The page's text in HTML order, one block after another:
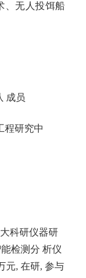
、无人投饵船
成员
程研究中
科研仪器研
检测分 析仪
元, 在研, 参与